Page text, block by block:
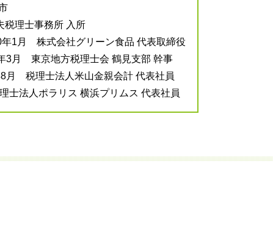
理士事務所 入所
1月 株式会社グリーン食品 代表取締役
3月 東京地方税理士会 鶴見支部 幹事
月 税理士法人米山金親会計 代表社員
法人ポラリス 横浜プリムス 代表社員